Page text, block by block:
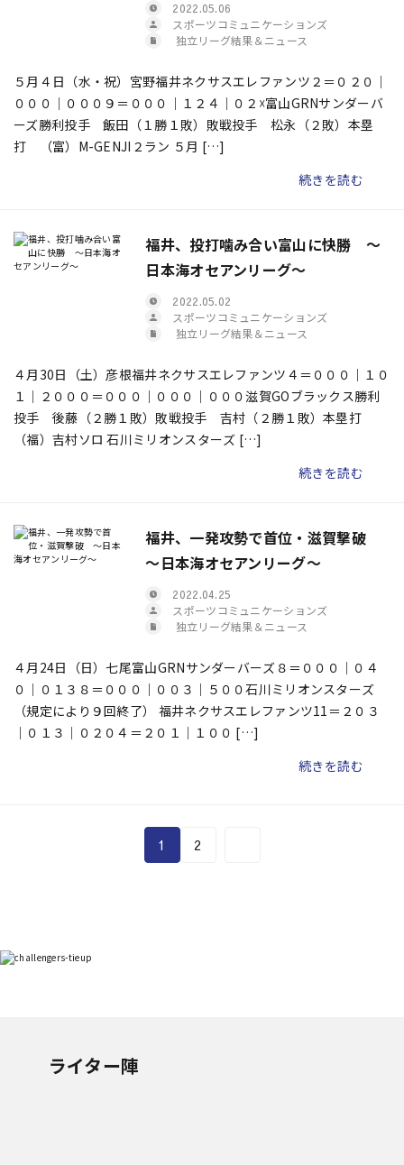
2022.05.06
スポーツコミュニケーションズ
独立リーグ結果＆ニュース
５月４日（水・祝）宮野福井ネクサスエレファンツ２＝０２０｜
０００｜０００９＝０００｜１２４｜０２☓富山GRNサンダーバ
ーズ勝利投手 飯田（１勝１敗）敗戦投手 松永（２敗）本塁
打 （富）M-GENJI２ラン ５月 […]
続きを読む
福井、投打噛み合い富山に快勝 ～
日本海オセアンリーグ～
2022.05.02
スポーツコミュニケーションズ
独立リーグ結果＆ニュース
４月30日（土）彦根福井ネクサスエレファンツ４＝０００｜１０
１｜２０００＝０００｜０００｜０００滋賀GOブラックス勝利
投手 後藤（２勝１敗）敗戦投手 吉村（２勝１敗）本塁打
（福）吉村ソロ 石川ミリオンスターズ […]
続きを読む
福井、一発攻勢で首位・滋賀撃破
～日本海オセアンリーグ～
2022.04.25
スポーツコミュニケーションズ
独立リーグ結果＆ニュース
４月24日（日）七尾富山GRNサンダーバーズ８＝０００｜０４
０｜０１３８＝０００｜００３｜５００石川ミリオンスターズ
（規定により９回終了） 福井ネクサスエレファンツ11＝２０３
｜０１３｜０２０４＝２０１｜１００ […]
続きを読む
1 2
ライター陣